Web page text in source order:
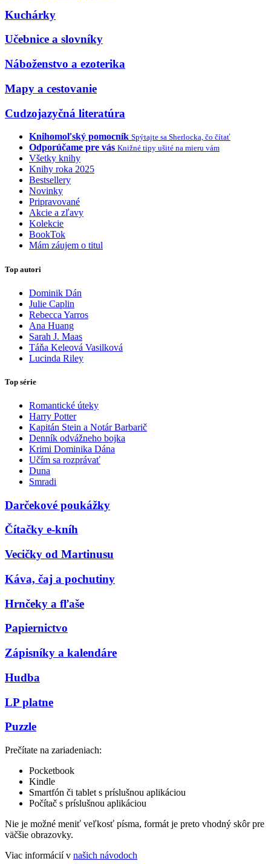
Kuchárky
Učebnice a slovníky
Náboženstvo a ezoterika
Mapy a cestovanie
Cudzojazyčná literatúra
Knihomoľský pomocník Spýtajte sa Sherlocka, čo čítať
Odporúčame pre vás Knižné tipy ušité na mieru vám
Všetky knihy
Knihy roka 2025
Bestsellery
Novinky
Pripravované
Akcie a zľavy
Kolekcie
BookTok
Mám záujem o titul
Top autori
Dominik Dán
Julie Caplin
Rebecca Yarros
Ana Huang
Sarah J. Maas
Táňa Keleová Vasilková
Lucinda Riley
Top série
Romantické úteky
Harry Potter
Kapitán Stein a Notár Barbarič
Denník odvážneho bojka
Krimi Dominika Dána
Učím sa rozprávať
Duna
Smradi
Darčekové poukážky
Čítačky e-kníh
Vecičky od Martinusu
Káva, čaj a pochutiny
Hrnčeky a fľaše
Papiernictvo
Zápisníky a kalendáre
Hudba
LP platne
Puzzle
Prečítate na zariadeniach:
Pocketbook
Kindle
Smartfón či tablet s príslušnou aplikáciou
Počítač s príslušnou aplikáciou
Nie je možné meniť veľkosť písma, formát je preto vhodný skôr pre
väčšie obrazovky.
Viac informácií v našich návodoch